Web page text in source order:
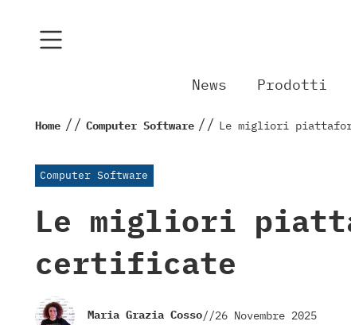
News Prodotti
Home // Computer Software // Le migliori
Computer Software
Le migliori
certificate
Maria Grazia Cosso//26 Novembre 2025